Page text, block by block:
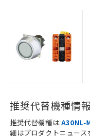
推奨代替機種情報
推奨代替機種は A30NL-
細はプロダクトニュース